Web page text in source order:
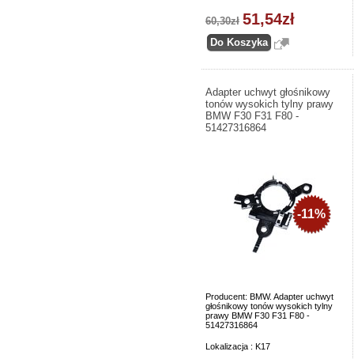
60,30zł 51,54zł
Adapter uchwyt głośnikowy
tonów wysokich tylny prawy
BMW F30 F31 F80 -
51427316864
Producent: BMW. Adapter uchwyt
głośnikowy tonów wysokich tylny
prawy BMW F30 F31 F80 -
51427316864
Lokalizacja : K17
-11%